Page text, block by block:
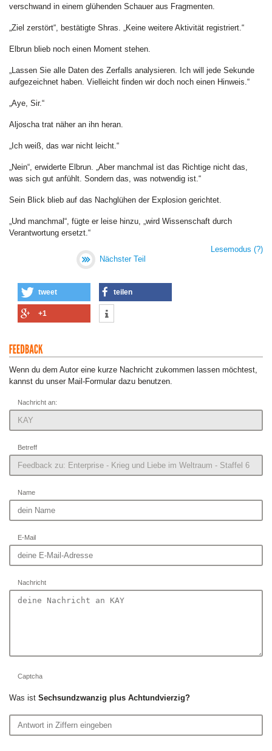
verschwand in einem glühenden Schauer aus Fragmenten.
„Ziel zerstört“, bestätigte Shras. „Keine weitere Aktivität registriert.“
Elbrun blieb noch einen Moment stehen.
„Lassen Sie alle Daten des Zerfalls analysieren. Ich will jede Sekunde
aufgezeichnet haben. Vielleicht finden wir doch noch einen Hinweis.“
„Aye, Sir.“
Aljoscha trat näher an ihn heran.
„Ich weiß, das war nicht leicht.“
„Nein“, erwiderte Elbrun. „Aber manchmal ist das Richtige nicht das,
was sich gut anfühlt. Sondern das, was notwendig ist.“
Sein Blick blieb auf das Nachglühen der Explosion gerichtet.
„Und manchmal“, fügte er leise hinzu, „wird Wissenschaft durch
Verantwortung ersetzt.“
Lesemodus (?)
Nächster Teil
tweet teilen
+1
Wenn du dem Autor eine kurze Nachricht zukommen lassen möchtest,
kannst du unser Mail-Formular dazu benutzen.
Nachricht an:
Betreff
Name
E-Mail
Nachricht
Captcha
Was ist Sechsundzwanzig plus Achtundvierzig?